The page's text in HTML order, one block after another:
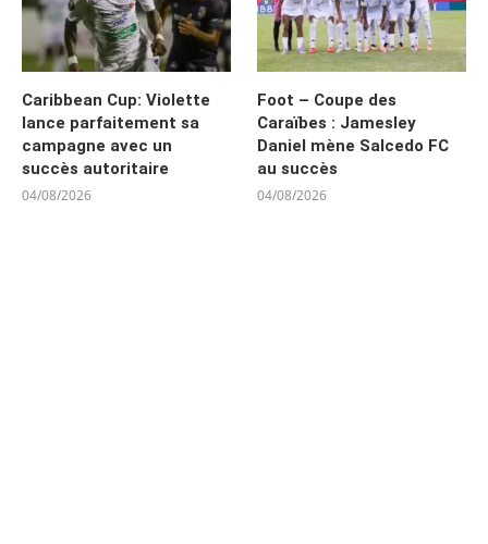
Caribbean Cup: Violette
lance parfaitement sa
campagne avec un
succès autoritaire
04/08/2026
Foot – Coupe des
Caraïbes : Jamesley
Daniel mène Salcedo FC
au succès
04/08/2026